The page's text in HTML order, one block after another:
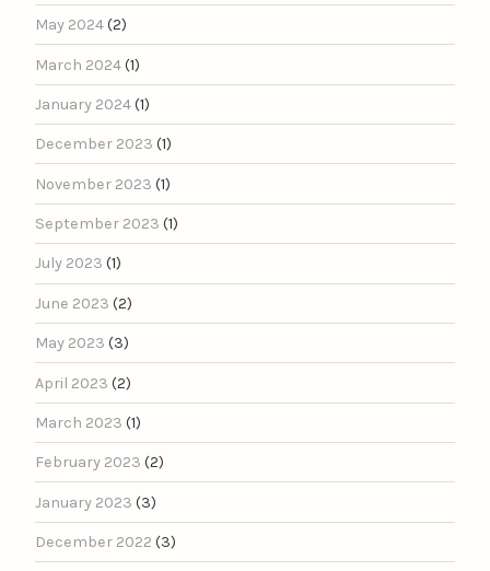
May 2024(2)
March 2024(1)
January 2024(1)
December 2023 (1)
November 2023 (1)
September 2023 (1)
July 2023 (1)
June 2023 (2)
May 2023 (3)
April 2023 (2)
March 2023 (1)
February 2023 (2)
January 2023 (3)
December 2022 (3)